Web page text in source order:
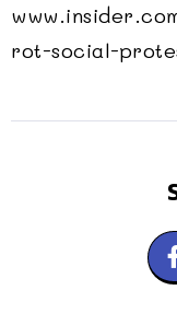
rot-social-